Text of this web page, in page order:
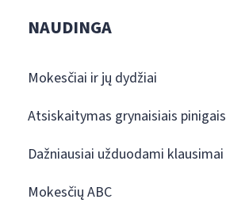
NAUDINGA
Mokesčiai ir jų dydžiai
Atsiskaitymas grynaisiais pinigais
Dažniausiai užduodami klausimai
Mokesčių ABC